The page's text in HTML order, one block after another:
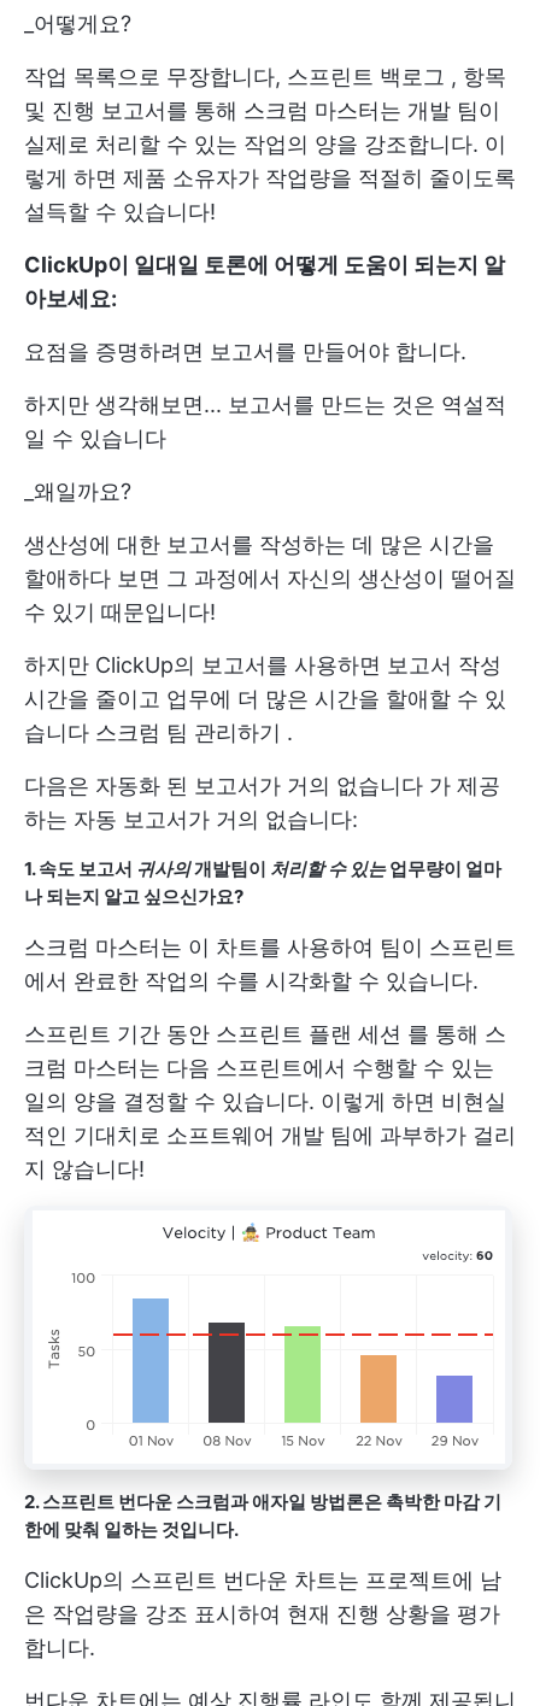
_어떻게요?
작업 목록으로 무장합니다, 스프린트 백로그 , 항목
및 진행 보고서를 통해 스크럼 마스터는 개발 팀이
실제로 처리할 수 있는 작업의 양을 강조합니다. 이
렇게 하면 제품 소유자가 작업량을 적절히 줄이도록
설득할 수 있습니다!
ClickUp이 일대일 토론에 어떻게 도움이 되는지 알
아보세요:
요점을 증명하려면 보고서를 만들어야 합니다.
하지만 생각해보면... 보고서를 만드는 것은 역설적
일 수 있습니다
_왜일까요?
생산성에 대한 보고서를 작성하는 데 많은 시간을
할애하다 보면 그 과정에서 자신의 생산성이 떨어질
수 있기 때문입니다!
하지만 ClickUp의 보고서를 사용하면 보고서 작성
시간을 줄이고 업무에 더 많은 시간을 할애할 수 있
습니다 스크럼 팀 관리하기 .
다음은 자동화 된 보고서가 거의 없습니다 가 제공
하는 자동 보고서가 거의 없습니다:
1. 속도 보고서 귀사의개발팀이 처리할 수 있는업무량이 얼마
나 되는지 알고 싶으신가요?
스크럼 마스터는 이 차트를 사용하여 팀이 스프린트
에서 완료한 작업의 수를 시각화할 수 있습니다.
스프린트 기간 동안 스프린트 플랜 세션 를 통해 스
크럼 마스터는 다음 스프린트에서 수행할 수 있는
일의 양을 결정할 수 있습니다. 이렇게 하면 비현실
적인 기대치로 소프트웨어 개발 팀에 과부하가 걸리
지 않습니다!
2. 스프린트 번다운 스크럼과 애자일 방법론은 촉박한 마감 기
한에 맞춰 일하는 것입니다.
ClickUp의 스프린트 번다운 차트는 프로젝트에 남
은 작업량을 강조 표시하여 현재 진행 상황을 평가
합니다.